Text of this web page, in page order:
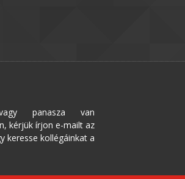
panasza van
kérjük írjon e-mailt az
keresse kollégáinkat a